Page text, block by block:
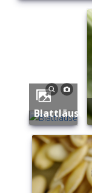
Blattläuse